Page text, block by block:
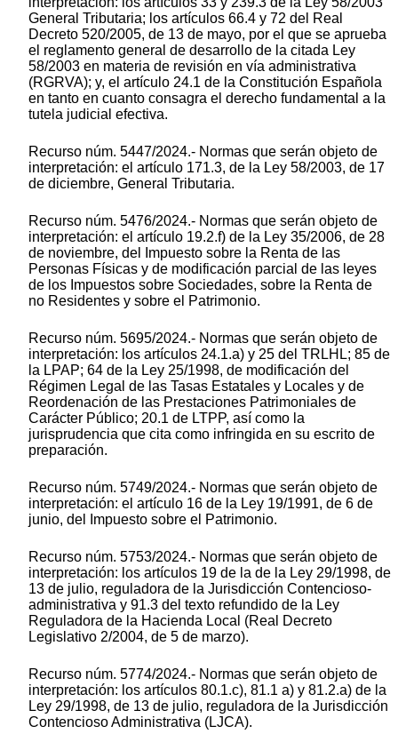
General Tributaria; los artículos 66.4 y 72 del Real
Decreto 520/2005, de 13 de mayo, por el que se aprueba
el reglamento general de desarrollo de la citada Ley
58/2003 en materia de revisión en vía administrativa
(RGRVA); y, el artículo 24.1 de la Constitución Española
en tanto en cuanto consagra el derecho fundamental a la
tutela judicial efectiva.
Recurso núm. 5447/2024.- Normas que serán objeto de
interpretación: el artículo 171.3, de la Ley 58/2003, de 17
de diciembre, General Tributaria.
Recurso núm. 5476/2024.- Normas que serán objeto de
interpretación: el artículo 19.2.f) de la Ley 35/2006, de 28
de noviembre, del Impuesto sobre la Renta de las
Personas Físicas y de modificación parcial de las leyes
de los Impuestos sobre Sociedades, sobre la Renta de
no Residentes y sobre el Patrimonio.
Recurso núm. 5695/2024.- Normas que serán objeto de
interpretación: los artículos 24.1.a) y 25 del TRLHL; 85 de
la LPAP; 64 de la Ley 25/1998, de modificación del
Régimen Legal de las Tasas Estatales y Locales y de
Reordenación de las Prestaciones Patrimoniales de
Carácter Público; 20.1 de LTPP, así como la
jurisprudencia que cita como infringida en su escrito de
preparación.
Recurso núm. 5749/2024.- Normas que serán objeto de
interpretación: el artículo 16 de la Ley 19/1991, de 6 de
junio, del Impuesto sobre el Patrimonio.
Recurso núm. 5753/2024.- Normas que serán objeto de
interpretación: los artículos 19 de la de la Ley 29/1998, de
13 de julio, reguladora de la Jurisdicción Contencioso-
administrativa y 91.3 del texto refundido de la Ley
Reguladora de la Hacienda Local (Real Decreto
Legislativo 2/2004, de 5 de marzo).
Recurso núm. 5774/2024.- Normas que serán objeto de
interpretación: los artículos 80.1.c), 81.1 a) y 81.2.a) de la
Ley 29/1998, de 13 de julio, reguladora de la Jurisdicción
Contencioso Administrativa (LJCA).